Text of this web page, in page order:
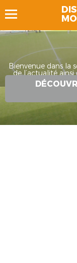
Bienvenue dans la
de l’actualité